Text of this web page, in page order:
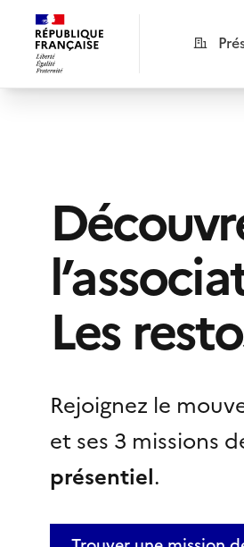
Les
Rejoignez le
et ses 3 missions
présentiel.